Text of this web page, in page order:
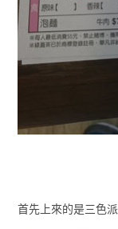
首先上來的是三色